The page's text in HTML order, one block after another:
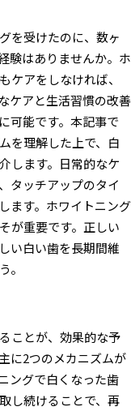
を受けたのに、数ヶ
験はありませんか。ホ
ケアをしなければ、
ケアと生活習慣の改善
可能です。本記事で
を理解した上で、白
します。日常的なケ
タッチアップのタイ
ます。ホワイトニング
が重要です。正しい
い白い歯を長期間維
。
ことが、効果的な予
に2つのメカニズムが
ングで白くなった歯
し続けることで、再